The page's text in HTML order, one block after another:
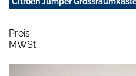
Preis:
MWSt: